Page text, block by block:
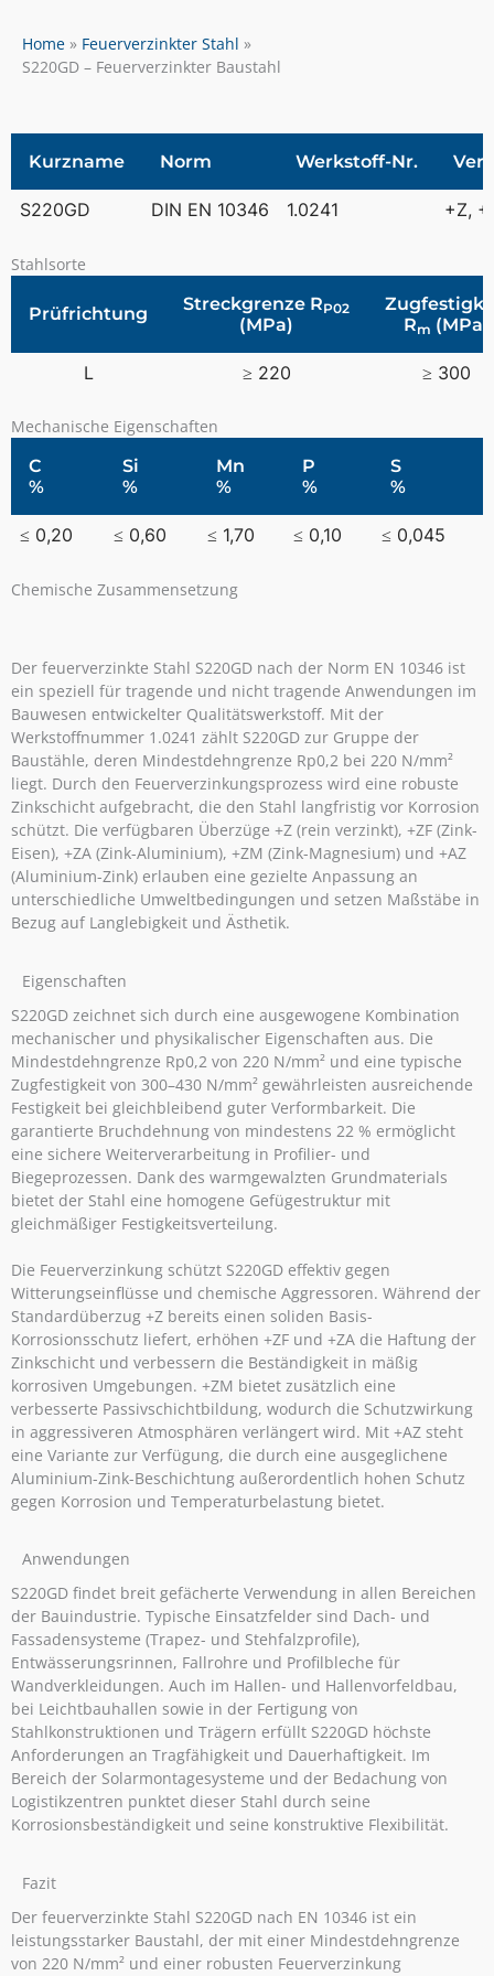
Home
Feuerverzinkter Stahl
S220GD – Feuerverzinkter Baustahl
Kurzname Norm Werkstoff-Nr.
S220GD DIN EN 10346 1.0241 +Z,
Stahlsorte
Prüfrichtung Streckgrenze RP02
(MPa)
Rm (MPa)
L ≥ 220 ≥ 300
Mechanische Eigenschaften
C
%
Si
%
Mn
%
P
%
S
%
≤ 0,20 ≤ 0,60 ≤ 1,70 ≤ 0,10 ≤ 0,045
Chemische Zusammensetzung
Der feuerverzinkte Stahl S220GD nach der Norm EN 10346 ist
ein speziell für tragende und nicht tragende Anwendungen im
Bauwesen entwickelter Qualitätswerkstoff. Mit der
Werkstoffnummer 1.0241 zählt S220GD zur Gruppe der
Baustähle, deren Mindestdehngrenze Rp0,2 bei 220 N/mm²
liegt. Durch den Feuerverzinkungsprozess wird eine robuste
Zinkschicht aufgebracht, die den Stahl langfristig vor Korrosion
schützt. Die verfügbaren Überzüge +Z (rein verzinkt), +ZF (Zink-
Eisen), +ZA (Zink-Aluminium), +ZM (Zink-Magnesium) und +AZ
(Aluminium-Zink) erlauben eine gezielte Anpassung an
unterschiedliche Umweltbedingungen und setzen Maßstäbe in
Bezug auf Langlebigkeit und Ästhetik.
Eigenschaften
S220GD zeichnet sich durch eine ausgewogene Kombination
mechanischer und physikalischer Eigenschaften aus. Die
Mindestdehngrenze Rp0,2 von 220 N/mm² und eine typische
Zugfestigkeit von 300–430 N/mm² gewährleisten ausreichende
Festigkeit bei gleichbleibend guter Verformbarkeit. Die
garantierte Bruchdehnung von mindestens 22 % ermöglicht
eine sichere Weiterverarbeitung in Profilier- und
Biegeprozessen. Dank des warmgewalzten Grundmaterials
bietet der Stahl eine homogene Gefügestruktur mit
gleichmäßiger Festigkeitsverteilung.
Die Feuerverzinkung schützt S220GD effektiv gegen
Witterungseinflüsse und chemische Aggressoren. Während der
Standardüberzug +Z bereits einen soliden Basis-
Korrosionsschutz liefert, erhöhen +ZF und +ZA die Haftung der
Zinkschicht und verbessern die Beständigkeit in mäßig
korrosiven Umgebungen. +ZM bietet zusätzlich eine
verbesserte Passivschichtbildung, wodurch die Schutzwirkung
in aggressiveren Atmosphären verlängert wird. Mit +AZ steht
eine Variante zur Verfügung, die durch eine ausgeglichene
Aluminium-Zink-Beschichtung außerordentlich hohen Schutz
gegen Korrosion und Temperaturbelastung bietet.
Anwendungen
S220GD findet breit gefächerte Verwendung in allen Bereichen
der Bauindustrie. Typische Einsatzfelder sind Dach- und
Fassadensysteme (Trapez- und Stehfalzprofile),
Entwässerungsrinnen, Fallrohre und Profilbleche für
Wandverkleidungen. Auch im Hallen- und Hallenvorfeldbau,
bei Leichtbauhallen sowie in der Fertigung von
Stahlkonstruktionen und Trägern erfüllt S220GD höchste
Anforderungen an Tragfähigkeit und Dauerhaftigkeit. Im
Bereich der Solarmontagesysteme und der Bedachung von
Logistikzentren punktet dieser Stahl durch seine
Korrosionsbeständigkeit und seine konstruktive Flexibilität.
Fazit
Der feuerverzinkte Stahl S220GD nach EN 10346 ist ein
leistungsstarker Baustahl, der mit einer Mindestdehngrenze
von 220 N/mm² und einer robusten Feuerverzinkung